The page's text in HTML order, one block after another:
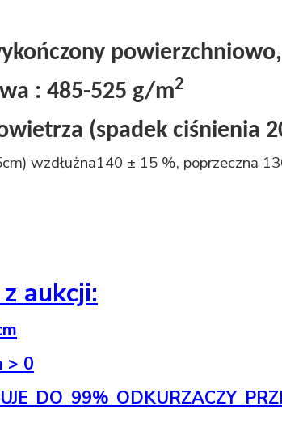
: 485-525 g/m2
(spadek ciśnienia
) wzdłużna140 ± 15 %, poprzeczna
aukcji:
> 0
DO 99% ODKURZACZY